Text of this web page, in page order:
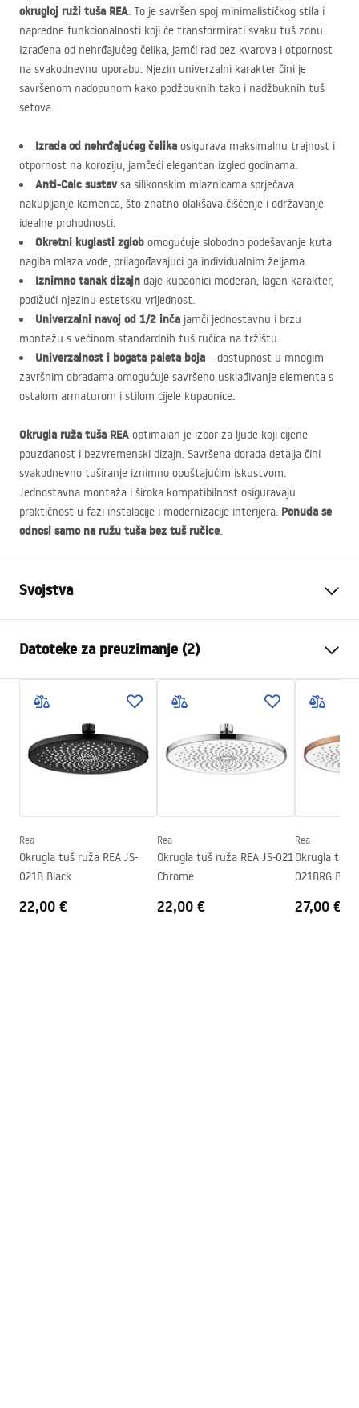
okrugloj ruži tuša REA. To je savršen spoj minimalističkog stila i
napredne funkcionalnosti koji će transformirati svaku tuš zonu.
Izrađena od nehrđajućeg čelika, jamči rad bez kvarova i otpornost
na svakodnevnu uporabu. Njezin univerzalni karakter čini je
savršenom nadopunom kako podžbuknih tako i nadžbuknih tuš
setova.
Izrada od nehrđajućeg čelika osigurava maksimalnu trajnost i
otpornost na koroziju, jamčeći elegantan izgled godinama.
Anti-Calc sustavsa silikonskim mlaznicama sprječava
nakupljanje kamenca, što znatno olakšava čišćenje i održavanje
idealne prohodnosti.
Okretni kuglasti zglob omogućuje slobodno podešavanje kuta
nagiba mlaza vode, prilagođavajući ga individualnim željama.
Iznimno tanak dizajn daje kupaonici moderan, lagan karakter,
podižući njezinu estetsku vrijednost.
Univerzalni navoj od 1/2 inča jamči jednostavnu i brzu
montažu s većinom standardnih tuš ručica na tržištu.
Univerzalnost i bogata paleta boja – dostupnost u mnogim
završnim obradama omogućuje savršeno usklađivanje elementa s
ostalom armaturom i stilom cijele kupaonice.
Okrugla ruža tuša REA optimalan je izbor za ljude koji cijene
pouzdanost i bezvremenski dizajn. Savršena dorada detalja čini
svakodnevno tuširanje iznimno opuštajućim iskustvom.
Jednostavna montaža i široka kompatibilnost osiguravaju
praktičnost u fazi instalacije i modernizacije interijera. Ponuda se
odnosi samo na ružu tuša bez tuš ručice.
Svojstva
Materijal
Nehrđajući čelik
Način montaže
Na vijke
Širina
250
Visina
2mm
Dubina
250mm
Datoteke za preuzimanje (2)
Pielęgnacja.pdf
Jamstveni uvjeti
Rea
Okrugla tuš ruža REA JS-
021B Black
22,00 €
Rea
Okrugla tuš ruža REA JS-021
Chrome
22,00 €
Rea
Okrugla tuš
021BRG
27,00 €